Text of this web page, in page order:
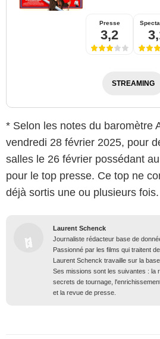
Presse
3,2
STREAMING
* Selon les notes du baromètre
vendredi 28 février 2025, pour
salles le 26 février possédant
pour le top presse. Ce top ne
déjà sortis une ou plusieurs fois.
Laurent Schenck
Journaliste rédacteur base de
Passionné par les films qui traitent
Laurent Schenck travaille sur la
Ses missions sont les suivantes : la
secrets de tournage,
et la revue de presse.